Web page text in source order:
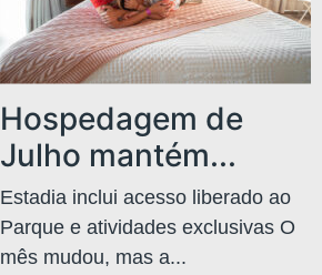
Hospedagem de
Julho mantém...
Estadia inclui acesso liberado ao
Parque e atividades exclusivas O
mês mudou, mas a...